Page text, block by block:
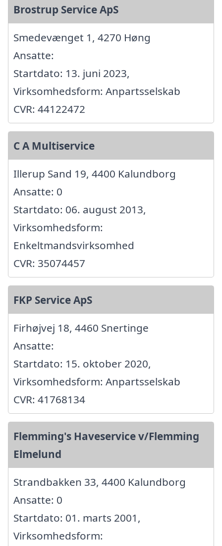
Brostrup Service ApS
Smedevænget 1, 4270 Høng
Ansatte:
Startdato: 13. juni 2023,
Virksomhedsform: Anpartsselskab
CVR: 44122472
C A Multiservice
Illerup Sand 19, 4400 Kalundborg
Ansatte: 0
Startdato: 06. august 2013,
Virksomhedsform:
Enkeltmandsvirksomhed
CVR: 35074457
FKP Service ApS
Firhøjvej 18, 4460 Snertinge
Ansatte:
Startdato: 15. oktober 2020,
Virksomhedsform: Anpartsselskab
CVR: 41768134
Flemming's Haveservice v/Flemming
Elmelund
Strandbakken 33, 4400 Kalundborg
Ansatte: 0
Startdato: 01. marts 2001,
Virksomhedsform: